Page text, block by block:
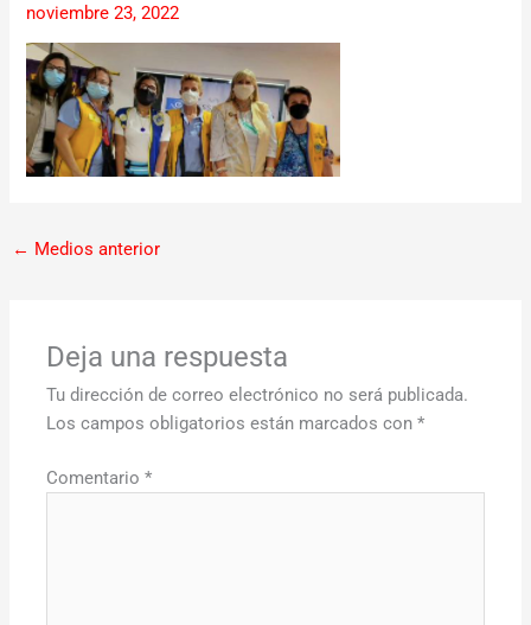
noviembre 23, 2022
← Medios anterior
Deja una respuesta
Tu dirección de correo electrónico no será publicada.
Los campos obligatorios están marcados con*
Comentario*